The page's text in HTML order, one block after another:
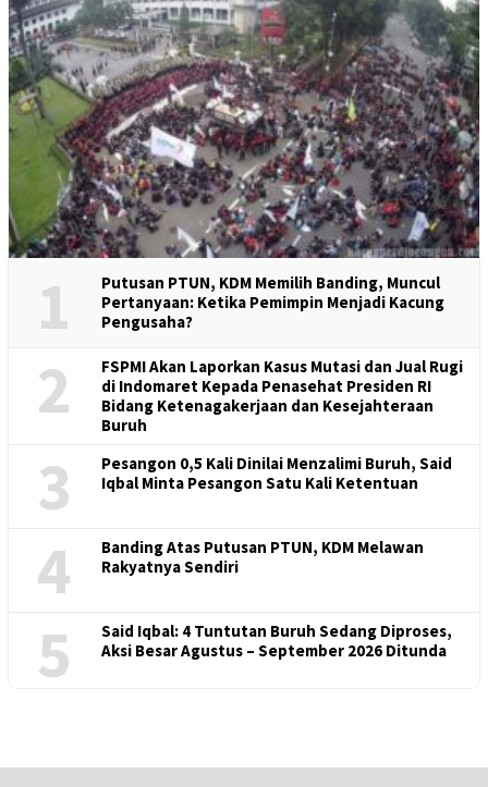
1
Putusan PTUN, KDM Memilih Banding, Muncul
Pertanyaan: Ketika Pemimpin Menjadi Kacung
Pengusaha?
2
FSPMI Akan Laporkan Kasus Mutasi dan Jual Rugi
di Indomaret Kepada Penasehat Presiden RI
Bidang Ketenagakerjaan dan Kesejahteraan
Buruh
3
Pesangon 0,5 Kali Dinilai Menzalimi Buruh, Said
Iqbal Minta Pesangon Satu Kali Ketentuan
4
Banding Atas Putusan PTUN, KDM Melawan
Rakyatnya Sendiri
5
Said Iqbal: 4 Tuntutan Buruh Sedang Diproses,
Aksi Besar Agustus – September 2026 Ditunda